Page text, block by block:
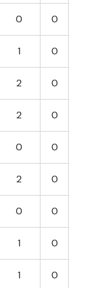
0
0
1
0
2
0
2
0
0
0
2
0
0
0
1
0
1
0